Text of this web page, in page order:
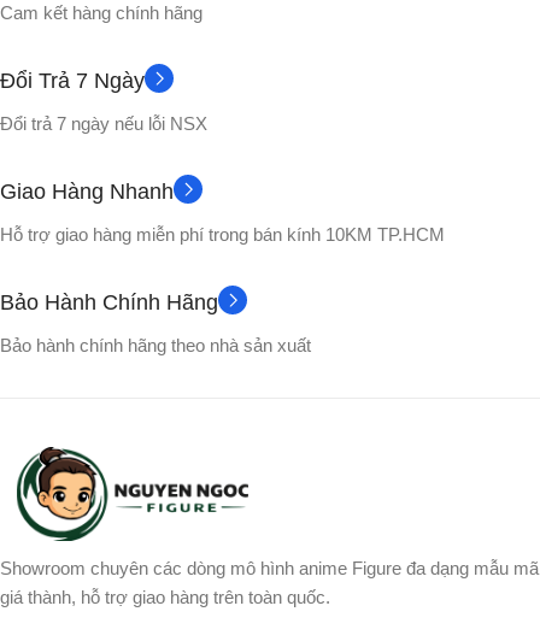
Nhựa PVC cao cấp
VỎ HỘP Hộp màu
NHÂN VẬT Songoku
Cam kết hàng chính hãng
Đổi Trả 7 Ngày
Đổi trả 7 ngày nếu lỗi NSX
Giao Hàng Nhanh
Hỗ trợ giao hàng miễn phí trong bán kính 10KM TP.HCM
Bảo Hành Chính Hãng
Bảo hành chính hãng theo nhà sản xuất
Showroom chuyên các dòng mô hình anime Figure đa dạng mẫu mã
giá thành, hỗ trợ giao hàng trên toàn quốc.